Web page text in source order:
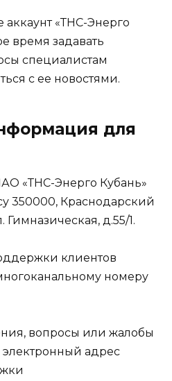
«ТНС-Энерго
время задавать
специалистам
с ее новостями.
для
«ТНС-Энерго Кубань»
350000, Краснодарский
Гимназическая, д.55/1.
клиентов
номеру
вопросы или жалобы
электронный адрес